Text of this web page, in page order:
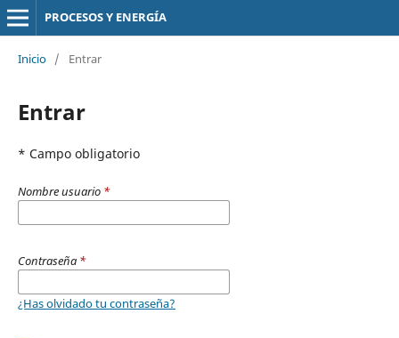
PROCESOS Y ENERGÍA
Inicio / Entrar
Entrar
* Campo obligatorio
Nombre usuario *
Contraseña *
¿Has olvidado tu contraseña?